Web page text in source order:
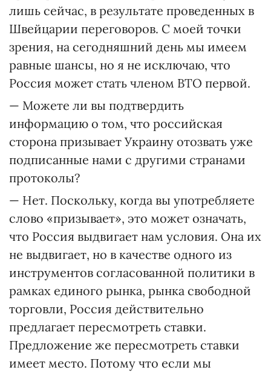
лишь сейчас, в результате проведенных в
Швейцарии переговоров. С моей точки
зрения, на сегодняшний день мы имеем
равные шансы, но я не исключаю, что
Россия может стать членом ВТО первой.
— Можете ли вы подтвердить
информацию о том, что российская
сторона призывает Украину отозвать уже
подписанные нами с другими странами
протоколы?
— Нет. Поскольку, когда вы употребляете
слово «призывает», это может означать,
что Россия выдвигает нам условия. Она их
не выдвигает, но в качестве одного из
инструментов согласованной политики в
рамках единого рынка, рынка свободной
торговли, Россия действительно
предлагает пересмотреть ставки.
Предложение же пересмотреть ставки
имеет место. Потому что если мы